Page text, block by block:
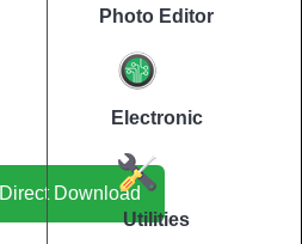
Download Terbaru | Direct Download
Photo Editor
Electronic
Utilities